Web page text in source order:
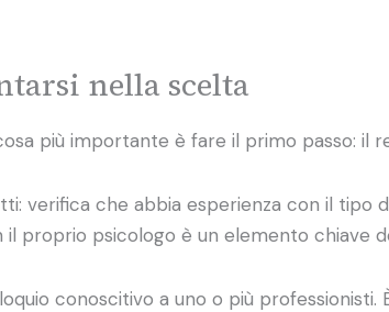
nella scelta
più importante è fare il primo passo: il
verifica che abbia esperienza con il
proprio psicologo è un elemento chiave
conoscitivo a uno o più